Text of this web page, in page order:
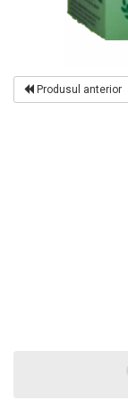
Produsul anterior